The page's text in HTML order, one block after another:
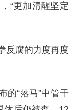
“更加清醒坚定
反腐的力度再度
的“落马”中管干